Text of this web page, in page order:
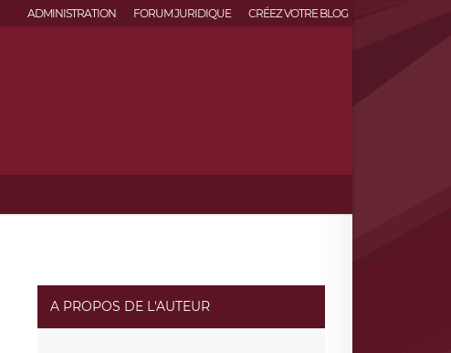
ADMINISTRATION FORUM JURIDIQUE CRÉEZ VOTRE BLOG
A PROPOS DE L'AUTEUR